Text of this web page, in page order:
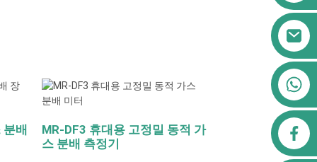
+8613911556761
에어피피비123@gmail.com
배
MR-DF3 휴대용 고정밀 동적 가
스 분배 측정기